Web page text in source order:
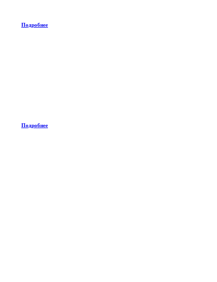
Подробнее
Подробнее